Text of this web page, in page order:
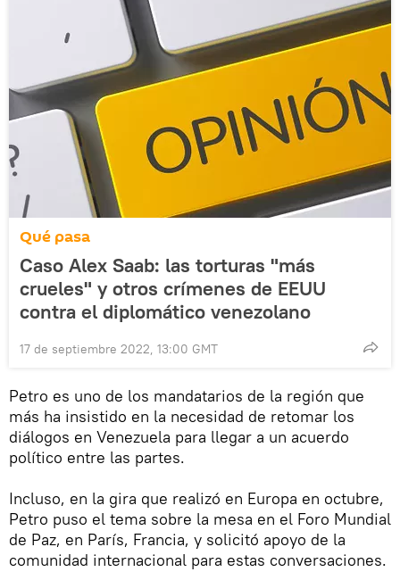
Qué pasa
Caso Alex Saab: las torturas "más
crueles" y otros crímenes de EEUU
contra el diplomático venezolano
17 de septiembre 2022, 13:00 GMT
Petro es uno de los mandatarios de la región que
más ha insistido en la necesidad de retomar los
diálogos en Venezuela para llegar a un acuerdo
político entre las partes.
Incluso, en la gira que realizó en Europa en octubre,
Petro puso el tema sobre la mesa en el Foro Mundial
de Paz, en París, Francia, y solicitó apoyo de la
comunidad internacional para estas conversaciones.